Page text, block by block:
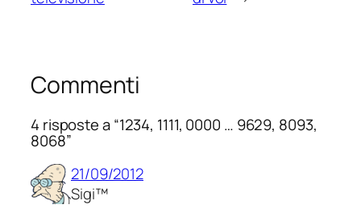
Commenti
4 risposte a “1234, 1111, 0000 … 9629, 8093,
8068”
21/09/2012
Sigi™